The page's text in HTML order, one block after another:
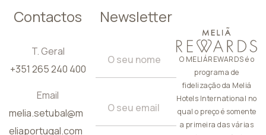
Contactos
T. Geral
+351 265 240 400
Email
melia.setubal@m
eliaportugal.com
Newsletter
O MELIÁREWARDS é o
programa de
fidelização da Meliá
Hotels International no
qual o preço é somente
a primeira das várias